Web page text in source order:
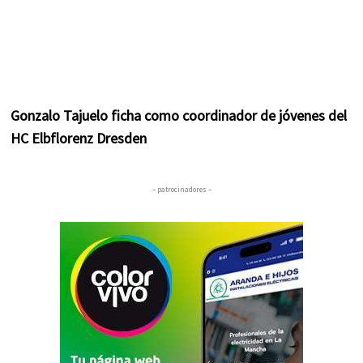
Gonzalo Tajuelo ficha como coordinador de jóvenes del
HC Elbflorenz Dresden
– patrocinadores –